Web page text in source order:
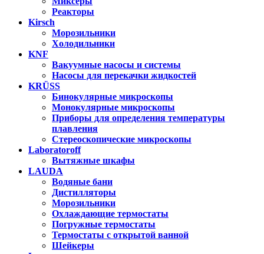
Реакторы
Kirsch
Морозильники
Холодильники
KNF
Вакуумные насосы и системы
Насосы для перекачки жидкостей
KRÜSS
Бинокулярные микроскопы
Монокулярные микроскопы
Приборы для определения температуры
плавления
Стереоскопические микроскопы
Laboratoroff
Вытяжные шкафы
LAUDA
Водяные бани
Дистилляторы
Морозильники
Охлаждающие термостаты
Погружные термостаты
Термостаты с открытой ванной
Шейкеры